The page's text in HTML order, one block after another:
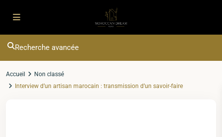
Recherche avancée
Accueil
Non classé
Interview d’un artisan marocain : transmission d’un savoir-faire